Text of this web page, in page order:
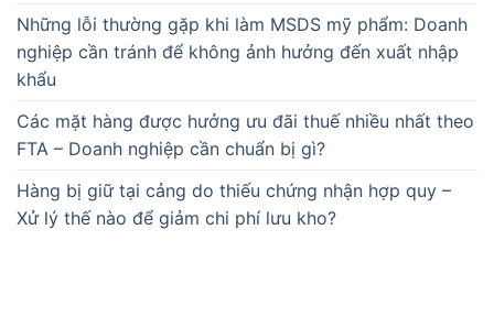
Những lỗi thường gặp khi làm MSDS mỹ phẩm: Doanh
nghiệp cần tránh để không ảnh hưởng đến xuất nhập
khẩu
Các mặt hàng được hưởng ưu đãi thuế nhiều nhất theo
FTA – Doanh nghiệp cần chuẩn bị gì?
Hàng bị giữ tại cảng do thiếu chứng nhận hợp quy –
Xử lý thế nào để giảm chi phí lưu kho?